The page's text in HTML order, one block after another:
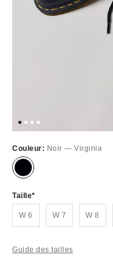
Couleur: Noir — Virginia
Épuisé
Taille
W 6 W 7 W 8
Guide des tailles